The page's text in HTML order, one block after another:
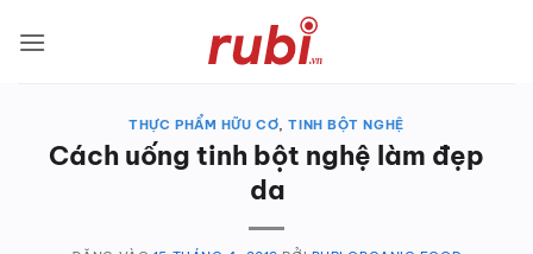
qua
THỰC PHẨM HỮU CƠ,TINH BỘT NGHỆ
Cách uống tinh bột nghệ làm đẹp
da